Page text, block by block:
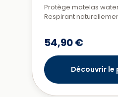
Protège matelas
Respirant
54,90 €
Découvrir